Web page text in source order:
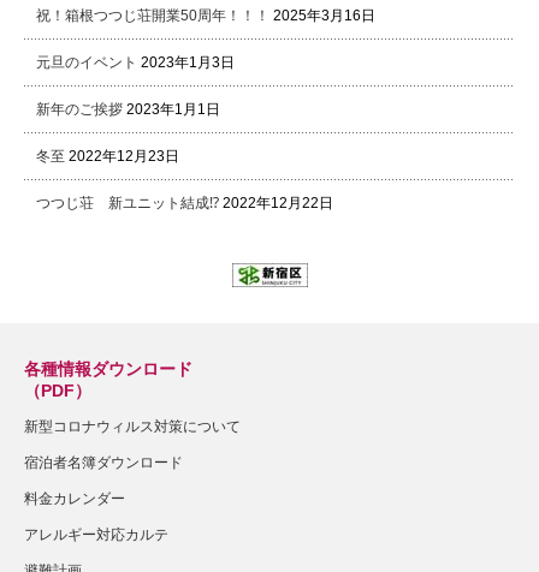
祝！箱根つつじ荘開業50周年！！！ 2025年3月16日
元旦のイベント 2023年1月3日
新年のご挨拶 2023年1月1日
冬至 2022年12月23日
つつじ荘 新ユニット結成⁉ 2022年12月22日
各種情報ダウンロード
（PDF）
新型コロナウィルス対策について
宿泊者名簿ダウンロード
料金カレンダー
アレルギー対応カルテ